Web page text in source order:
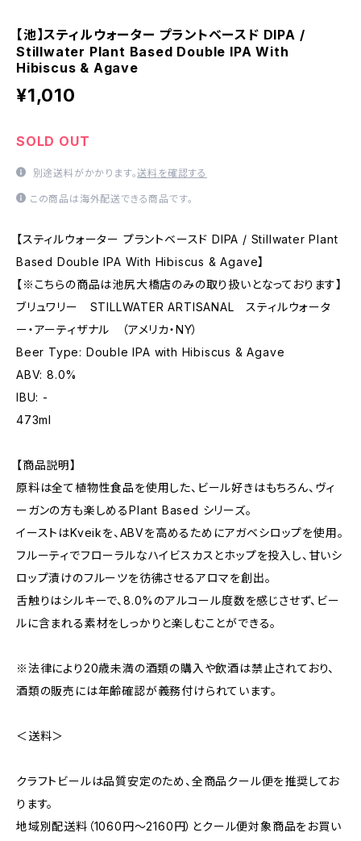
【池】スティルウォーター プラントベースド DIPA /
Stillwater Plant Based Double IPA With
Hibiscus & Agave
¥1,010
SOLD OUT
別途送料がかかります。送料を確認する
この商品は海外配送できる商品です。
【スティルウォーター プラントベースド DIPA / Stillwater Plant
Based Double IPA With Hibiscus & Agave】
【※こちらの商品は池尻大橋店のみの取り扱いとなっております】
ブリュワリー STILLWATER ARTISANAL スティルウォータ
ー・アーティザナル （アメリカ・NY）
Beer Type: Double IPA with Hibiscus & Agave
ABV: 8.0%
IBU: -
473ml
【商品説明】
原料は全て植物性食品を使用した、ビール好きはもちろん、ヴィ
ーガンの方も楽しめるPlant Based シリーズ。
イーストはKveikを、ABVを高めるためにアガベシロップを使用。
フルーティでフローラルなハイビスカスとホップを投入し、甘いシ
ロップ漬けのフルーツを彷彿させるアロマを創出。
舌触りはシルキーで、8.0%のアルコール度数を感じさせず、ビー
ルに含まれる素材をしっかりと楽しむことができる。
※法律により20歳未満の酒類の購入や飲酒は禁止されており、
酒類の販売には年齢確認が義務付けられています。
＜送料＞
クラフトビールは品質安定のため、全商品クール便を推奨してお
ります。
地域別配送料（1060円～2160円）とクール便対象商品をお買い